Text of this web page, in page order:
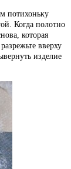
потихоньку
Когда полотно
которая
вверху
изделие